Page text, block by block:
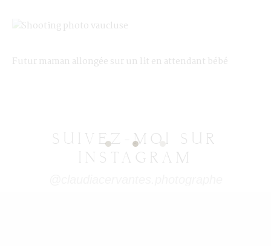
Futur maman allongée sur un lit en attendant bébé
SUIVEZ-MOI SUR
INSTAGRAM